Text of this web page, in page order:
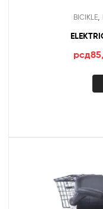
BICIKLE,
рсд